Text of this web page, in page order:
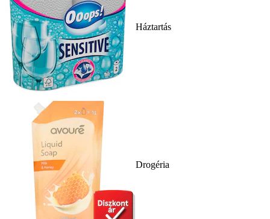
Háztartás
Drogéria